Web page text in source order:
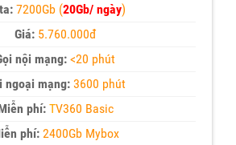
7200Gb (20Gb/ ngày)
Giá: 5.760.000đ
nội mạng:<20 phút
ngoại mạng: 3600 phút
phí: TV360 Basic
phí:2400Gb Mybox